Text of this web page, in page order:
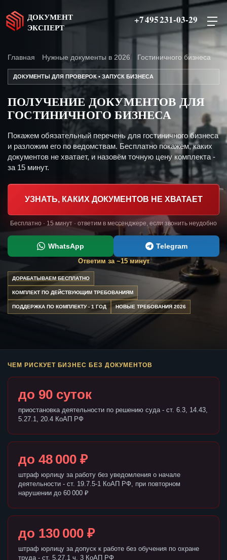
ДОКУМЕНТ
ЭКСПЕРТ
+7 495 231-03-29
Главная Нужные документы в 2026 Гостиничного бизнеса
ДОКУМЕНТЫ ДЛЯ ПРОВЕРОК • ЗАПУСК БИЗНЕСА
ПОЛУЧЕНИЕ ДОКУМЕНТОВ ДЛЯ
ГОСТИНИЧНОГО БИЗНЕСА
Покажем обязательный перечень для гостиничного бизнеса
и разложим его по ведомствам. Бесплатно покажем, каких
документов не хватает, и назовём точную цену комплекта -
за 15 минут.
УЗНАТЬ, КАКИХ ДОКУМЕНТОВ НЕ ХВАТАЕТ
Бесплатно · 15 минут · ответим в мессенджере, если звонить неудобно
WhatsApp Telegram
Ответим за ~15 минут
ДОРАБАТЫВАЕМ БЕСПЛАТНО
КОМПЛЕКТ ПО ДЕЙСТВУЮЩИМ ТРЕБОВАНИЯМ
ПОДДЕРЖКА ПО КОМПЛЕКТУ - 1 ГОД НОВЫЕ ТРЕБОВАНИЯ 2026
ЧЕМ РИСКУЕТ БИЗНЕС БЕЗ ДОКУМЕНТОВ
до 90 суток
приостановка деятельности по решению суда - ст. 6.3, 14.43,
5.27.1, 20.4 КоАП РФ
до 48 000 ₽
штраф юрлицу за работу без уведомления о начале
деятельности - ст. 19.7.5-1 КоАП РФ, при повторном
нарушении до 60 000 ₽
до 130 000 ₽
штраф юрлицу за допуск к работе без обучения по охране
труда - ст. 5.27.1 ч. 3 КоАП РФ